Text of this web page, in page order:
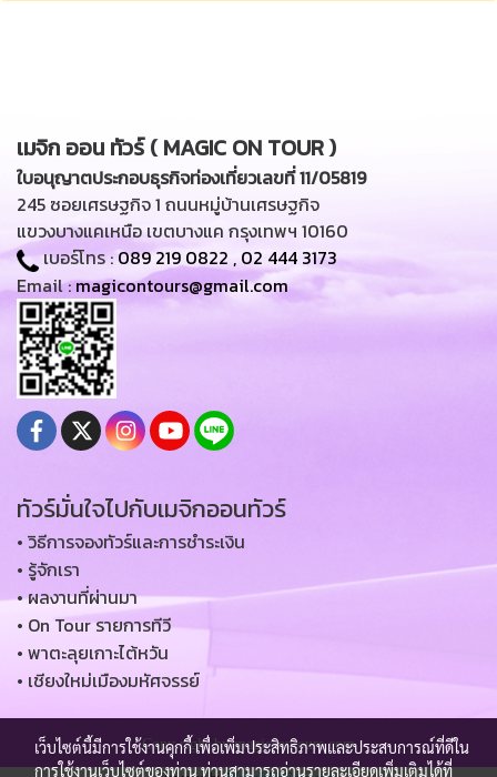
เมจิก ออน ทัวร์ ( MAGIC ON TOUR )
ใบอนุญาตประกอบธุรกิจท่องเที่ยวเลขที่ 11/05819
245 ซอยเศรษฐกิจ 1 ถนนหมู่บ้านเศรษฐกิจ
แขวงบางแคเหนือ เขตบางแค กรุงเทพฯ 10160
เบอร์โทร :089 219 0822 , 02 444 3173
Email :magicontours@gmail.com
ทัวร์มั่นใจไปกับเมจิกออนทัวร์
• วิธีการจองทัวร์และการชำระเงิน
• รู้จักเรา
• ผลงานที่ผ่านมา
• On Tour รายการทีวี
• พาตะลุยเกาะไต้หวัน
• เชียงใหม่เมืองมหัศจรรย์
Copy right by magic-ontours.com
เว็บไซต์นี้มีการใช้งานคุกกี้ เพื่อเพิ่มประสิทธิภาพและประสบการณ์ที่ดีใน
การใช้งานเว็บไซต์ของท่าน ท่านสามารถอ่านรายละเอียดเพิ่มเติมได้ที่